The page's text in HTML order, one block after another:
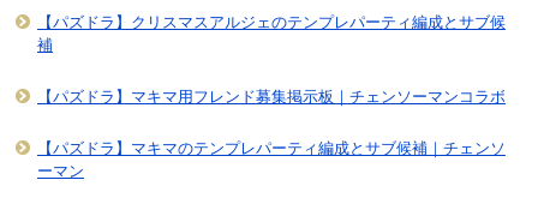
【パズドラ】クリスマスアルジェのテンプレパーティ編成とサブ候
補
【パズドラ】マキマ用フレンド募集掲示板｜チェンソーマンコラボ
【パズドラ】マキマのテンプレパーティ編成とサブ候補｜チェンソ
ーマン